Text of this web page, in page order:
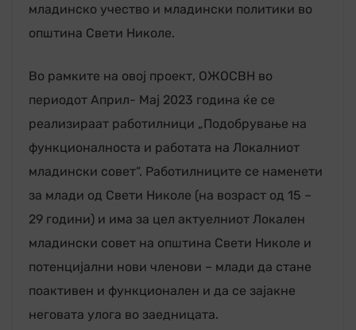
младинско учество и младински политики во
општина Свети Николе.
Во рамките на овој проект, ОЖОСВН во
периодот Април- Мај 2023 година ќе се
реализираат работилници „Подобрување на
функционалноста и работата на Локалниот
младински совет“. Работилниците се наменети
за млади од Свети Николе (на возраст од 15 –
29 години) и има за цел актуелниот Локален
младински совет на општина Свети Николе и
потенцијални нови членови – млади да стане
поактивен и функционален и да се зајакне
неговата улога во заедницата.